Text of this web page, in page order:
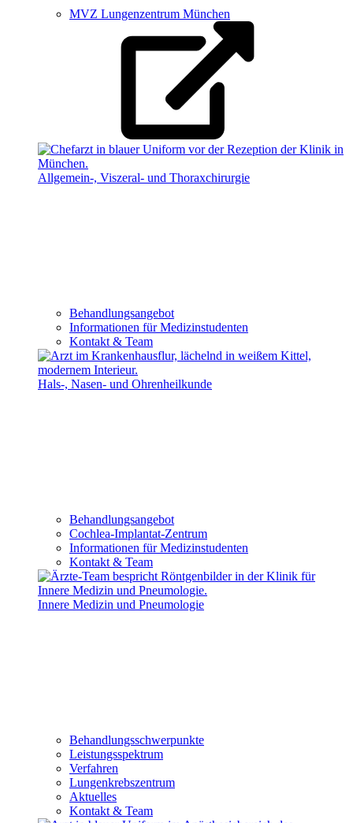
MVZ Lungenzentrum München
Allgemein-, Viszeral- und Thoraxchirurgie
Behandlungsangebot
Informationen für Medizinstudenten
Kontakt & Team
Hals-, Nasen- und Ohrenheilkunde
Behandlungsangebot
Cochlea-Implantat-Zentrum
Informationen für Medizinstudenten
Kontakt & Team
Innere Medizin und Pneumologie
Behandlungsschwerpunkte
Leistungsspektrum
Verfahren
Lungenkrebszentrum
Aktuelles
Kontakt & Team